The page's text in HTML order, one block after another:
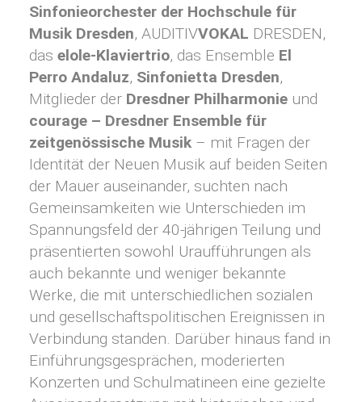
Sinfonieorchester der Hochschule für
Musik Dresden, AUDITIVVOKAL DRESDEN,
das elole-Klaviertrio, das Ensemble El
Perro Andaluz, Sinfonietta Dresden,
Mitglieder der Dresdner Philharmonie und
courage – Dresdner Ensemble für
zeitgenössische Musik – mit Fragen der
Identität der Neuen Musik auf beiden Seiten
der Mauer auseinander, suchten nach
Gemeinsamkeiten wie Unterschieden im
Spannungsfeld der 40-jährigen Teilung und
präsentierten sowohl Uraufführungen als
auch bekannte und weniger bekannte
Werke, die mit unterschiedlichen sozialen
und gesellschaftspolitischen Ereignissen in
Verbindung standen. Darüber hinaus fand in
Einführungsgesprächen, moderierten
Konzerten und Schulmatineen eine gezielte